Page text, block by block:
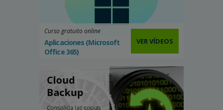
Curso gratuito online
Aplicaciones (Microsoft
Office 365)
VER VÍDEOS